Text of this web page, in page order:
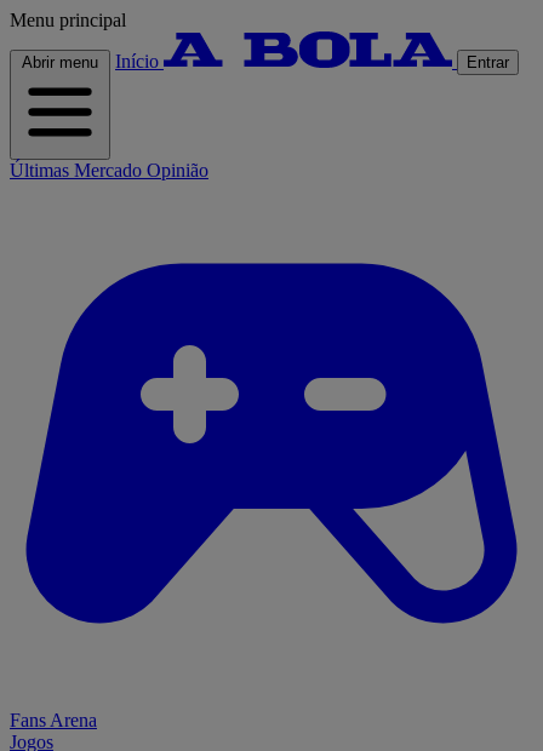
Menu principal
Abrir menu Início Entrar
Últimas Mercado Opinião
Fans Arena
Jogos